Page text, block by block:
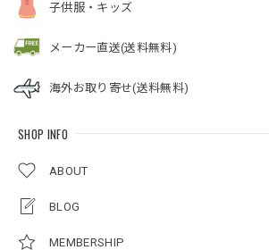
子供服・キッズ
メーカー直送(送料無料)
海外お取り寄せ(送料無料)
SHOP INFO
ABOUT
BLOG
MEMBERSHIP